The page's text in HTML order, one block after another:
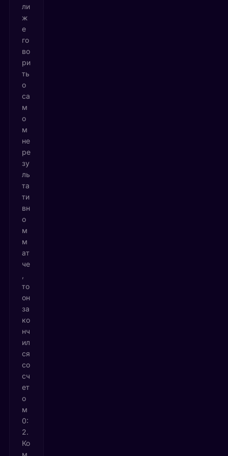
ли
ж
е
го
во
ри
ть
о
са
м
о
м
не
ре
зу
ль
та
ти
вн
о
м
м
ат
че
то
он
за
ко
нч
ил
ся
со
сч
ет
о
м
0:
2.
Ко
м